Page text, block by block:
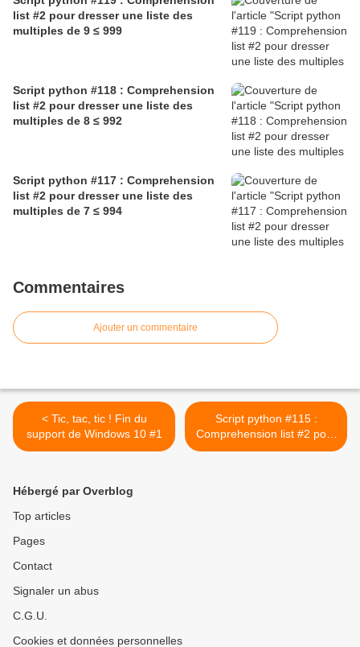
list #2 pour dresser une liste des
multiples de 9 ≤ 999
Script python #118 : Comprehension
list #2 pour dresser une liste des
multiples de 8 ≤ 992
Script python #117 : Comprehension
list #2 pour dresser une liste des
multiples de 7 ≤ 994
Commentaires
Ajouter un commentaire
< Tic, tac, tic ! Fin du
support de Windows 10 #1
Script python #115 :
Comprehension list #2 pour
dresser une liste des
Hébergé par Overblog
Top articles
Pages
Contact
Signaler un abus
C.G.U.
Cookies et données personnelles